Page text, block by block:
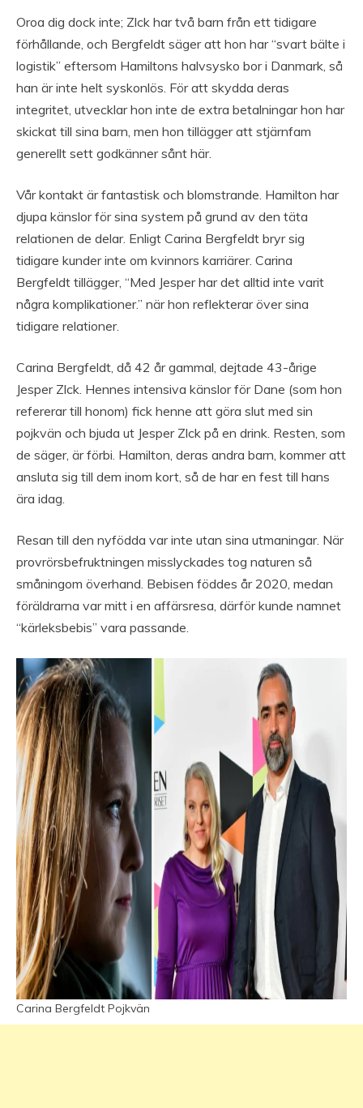
Oroa dig dock inte; Zlck har två barn från ett tidigare
förhållande, och Bergfeldt säger att hon har “svart bälte i
logistik” eftersom Hamiltons halvsysko bor i Danmark, så
han är inte helt syskonlös. För att skydda deras
integritet, utvecklar hon inte de extra betalningar hon har
skickat till sina barn, men hon tillägger att stjärnfam
generellt sett godkänner sånt här.
Vår kontakt är fantastisk och blomstrande. Hamilton har
djupa känslor för sina system på grund av den täta
relationen de delar. Enligt Carina Bergfeldt bryr sig
tidigare kunder inte om kvinnors karriärer. Carina
Bergfeldt tillägger, “Med Jesper har det alltid inte varit
några komplikationer.” när hon reflekterar över sina
tidigare relationer.
Carina Bergfeldt, då 42 år gammal, dejtade 43-årige
Jesper Zlck. Hennes intensiva känslor för Dane (som hon
refererar till honom) fick henne att göra slut med sin
pojkvän och bjuda ut Jesper Zlck på en drink. Resten, som
de säger, är förbi. Hamilton, deras andra barn, kommer att
ansluta sig till dem inom kort, så de har en fest till hans
ära idag.
Resan till den nyfödda var inte utan sina utmaningar. När
provrörsbefruktningen misslyckades tog naturen så
småningom överhand. Bebisen föddes år 2020, medan
föräldrarna var mitt i en affärsresa, därför kunde namnet
“kärleksbebis” vara passande.
Carina Bergfeldt Pojkvän